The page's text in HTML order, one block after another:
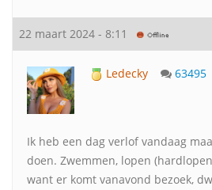
22 maart 2024 - 8:11
Ledecky 63495
Ik heb een dag verlof vandaag
doen. Zwemmen, lopen
want er komt vanavond bezoek,